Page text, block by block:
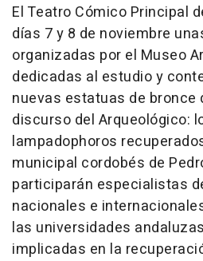
El Teatro Cómico Principal
días 7 y 8 de noviembre
organizadas por el Museo
dedicadas al estudio y
nuevas estatuas de bronce
discurso del Arqueológico:
lampadophoros
municipal cordobés de
participarán especialistas
nacionales e
las universidades
implicadas en la